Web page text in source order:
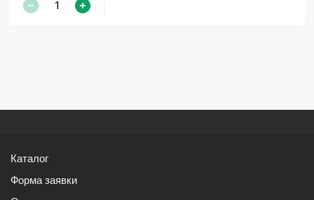
Каталог
Форма заявки